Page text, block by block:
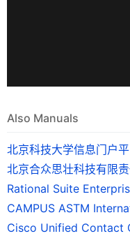
Also Manuals
北京科技大学信息门户
北京合众思壮科技有限
Rational Suite
CAMPUS ASTM